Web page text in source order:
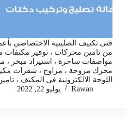
فني تكييف الصليبية الاختصاصي
من تامين محركات ، توفير مكثفات
مواصفات ساحرة ، استيراد مبخر ،
محرك مروحة ، مراوح ، شفرات
اللوحة الالكترونية في المكيف ،
Rawan
يوليو 22, 2022